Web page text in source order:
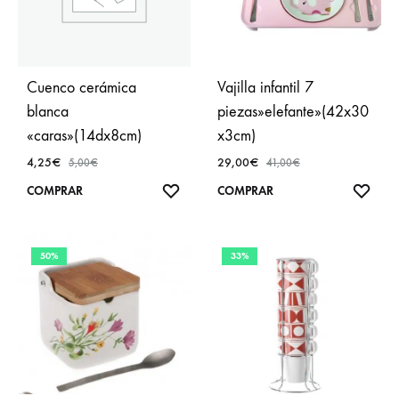
Cuenco cerámica
blanca
«caras»(14dx8cm)
4,25€ 5,00€
COMPRAR
AÑADIR
Vajilla infantil 7
piezas»elefante»(42x30
x3cm)
29,00€ 41,00€
COMPRAR
50% 33%